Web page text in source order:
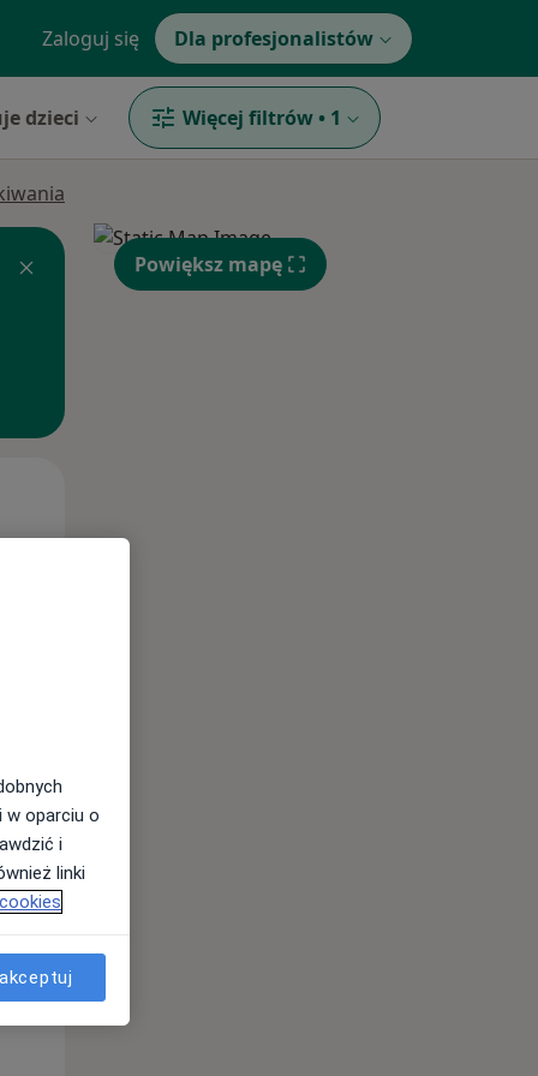
Zaloguj się Dla profesjonalistów
dzieci Więcej filtrów • 1
Wt,
11 Sie
Powiększ mapę
w oparciu o
i
linki